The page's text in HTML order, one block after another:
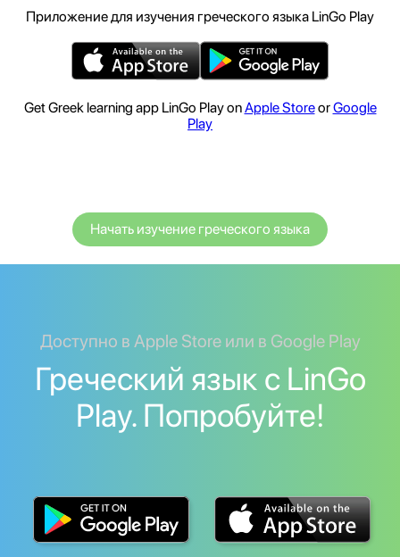
Приложение для изучения греческого языка LinGo Play
Get Greek learning app LinGo Play onApple StoreorGoogle
Play
Начать изучение греческого языка
Доступно в Apple Store или в Google Play
Греческий язык с LinGo
Play. Попробуйте!